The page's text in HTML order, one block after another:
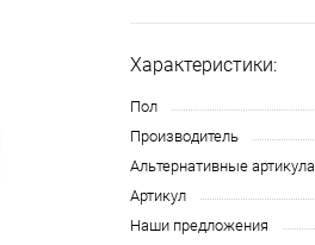
Характеристики:
Пол
Производитель
Альтернативные артикула
Артикул
Наши предложения